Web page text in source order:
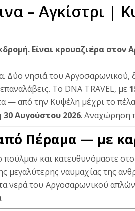
– Αγκίστρι |
Είναι κρουαζιέρα
Δύο νησιά του Αργοσαρωνικού,
Το DNA TRAVEL, με
— από την Κυψέλη μέχρι το
30 Αυγούστου 2026. Αναχώρηση
Πέραμα — με
και κατευθυνόμαστε στο
μεγαλύτερης ναυμαχίας της
νερά του Αργοσαρωνικού